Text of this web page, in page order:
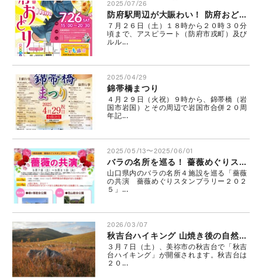
2025/07/26
防府駅周辺が大賑わい！ 防府おどり＆こども縁日
７月２６日（土）１８時から２０時３０分
頃まで、アスピラート（防府市戎町）及び
ルル...
2025/04/29
錦帯橋まつり
４月２９日（火祝）９時から、錦帯橋（岩
国市岩国）とその周辺で岩国市合併２０周
年記...
2025/05/13〜2025/06/01
バラの名所を巡る！ 薔薇めぐりスタンプラリー実施中
山口県内のバラの名所４施設を巡る「薔薇
の共演 薔薇めぐりスタンプラリー２０２
５」...
2026/03/07
秋吉台ハイキング 山焼き後の自然を観察しよう
３月７日（土）、美祢市の秋吉台で「秋吉
台ハイキング」が開催されます。秋吉台は
２０...